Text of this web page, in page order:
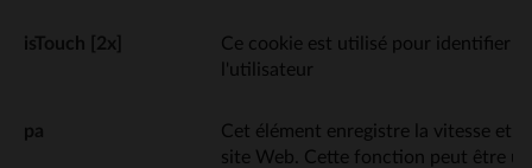
isTouch [2x]
Ce cookie est utilisé pour identifier
l'utilisateur
pa
Cet élément enregistre la vitesse et
site Web. Cette fonction peut être